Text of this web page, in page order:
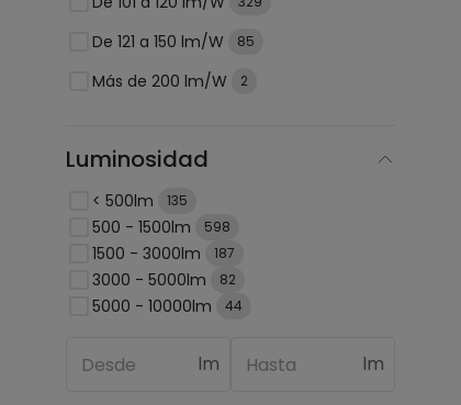
De 121 a 150 lm/W 85
Más de 200 lm/W 2
Luminosidad
< 500lm 135
500 - 1500lm 598
1500 - 3000lm 187
3000 - 5000lm 82
5000 - 10000lm 44
lm lm